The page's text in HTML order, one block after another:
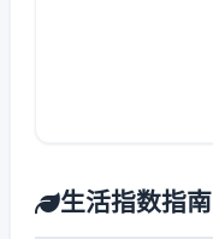
生活指数指南